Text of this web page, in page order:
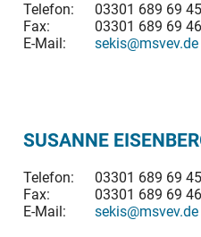
Telefon:
03301 689 69 45
Fax:
03301 689 69 46
E-Mail:
sekis@msvev.de
SUSANNE
Telefon:
03301 689 69 45
Fax:
03301 689 69 46
E-Mail:
sekis@msvev.de